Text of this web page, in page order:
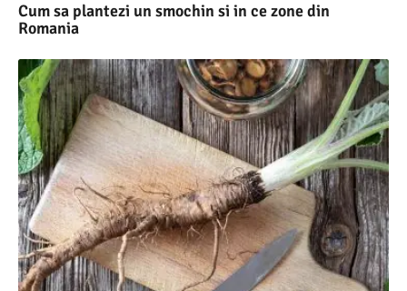
Cum sa plantezi un smochin si in ce zone din
Romania